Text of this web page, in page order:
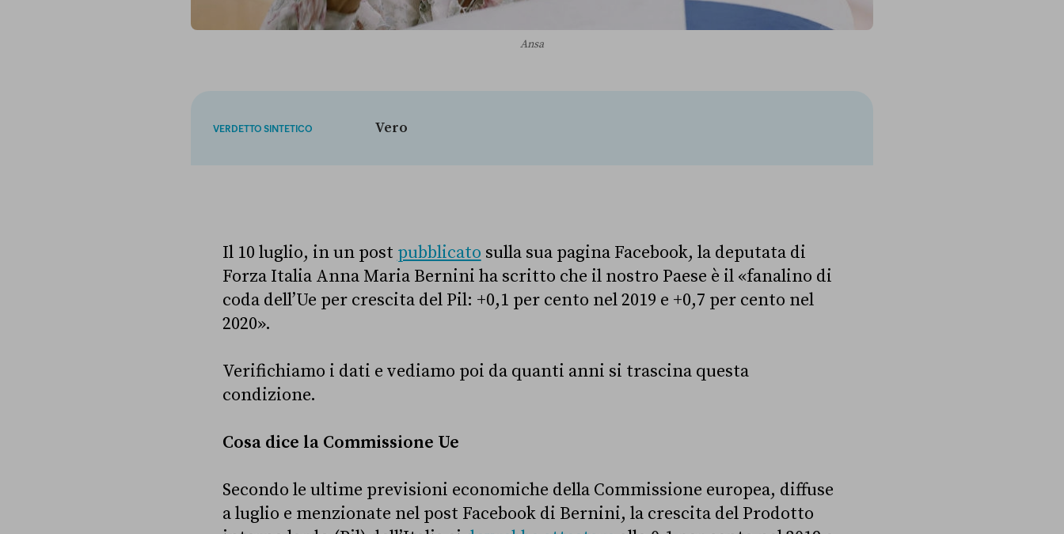
Ansa
VERDETTO SINTETICO Vero
Il 10 luglio, in un post pubblicato sulla sua pagina Facebook, la deputata di
Forza Italia Anna Maria Bernini ha scritto che il nostro Paese è il «fanalino di
coda dell’Ue per crescita del Pil: +0,1 per cento nel 2019 e +0,7 per cento nel
2020».
Verifichiamo i dati e vediamo poi da quanti anni si trascina questa
condizione.
Cosa dice la Commissione Ue
Secondo le ultime previsioni economiche della Commissione europea, diffuse
a luglio e menzionate nel post Facebook di Bernini, la crescita del Prodotto